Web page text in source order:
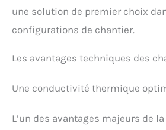
une solution de premier choix
configurations de chantier.
Les avantages techniques des
Une conductivité thermique
L’un des avantages majeurs de